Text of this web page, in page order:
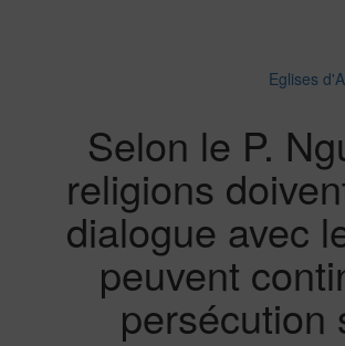
Eglises
Selon le P.
religions
dialogue avec
peuvent
persécution